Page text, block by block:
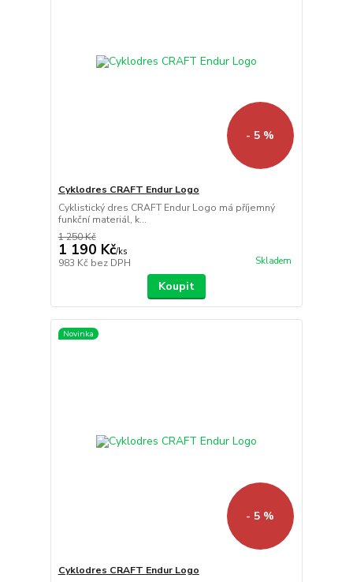
- 5 %
Cyklodres CRAFT Endur Logo
Cyklistický dres CRAFT Endur Logo má příjemný
funkční materiál, k...
1 250 Kč
1 190 Kč/ks
983 Kč bez DPH Skladem
Koupit
Novinka
- 5 %
Cyklodres CRAFT Endur Logo